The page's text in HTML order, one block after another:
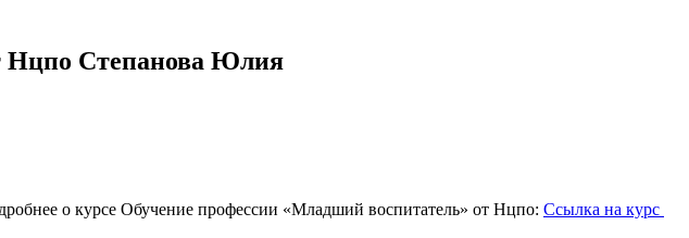
Нцпо Степанова Юлия
о курсе Обучение профессии «Младший воспитатель» от Нцпо: Ссылка на курс